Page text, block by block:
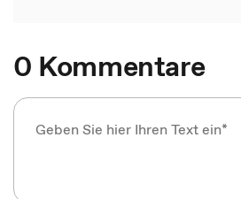
0 Kommentare